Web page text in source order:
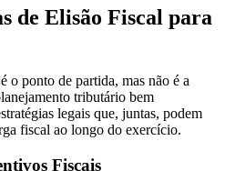
de Elisão Fiscal para
o ponto de partida, mas não é a
tributário bem
legais que, juntas, podem
fiscal ao longo do exercício.
Fiscais